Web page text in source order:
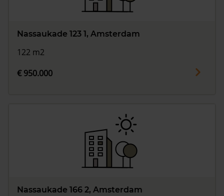
Nassaukade 123 1, Amsterdam
122 m2
€ 950.000
Nassaukade 166 2, Amsterdam